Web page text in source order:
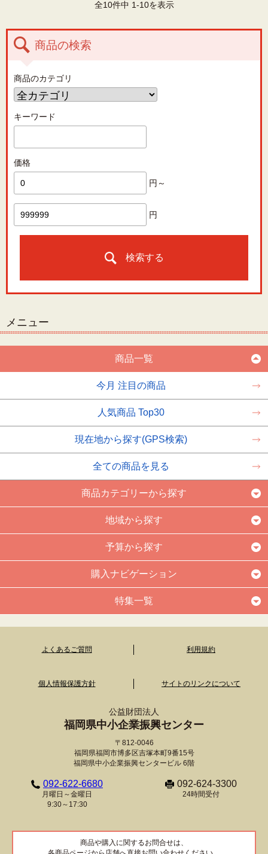
全10件中 1-10を表示
商品の検索
商品のカテゴリ
キーワード
価格
円～
円
検索する
メニュー
商品一覧
今月 注目の商品
人気商品 Top30
現在地から探す(GPS検索)
全ての商品を見る
商品カテゴリーから探す
地域から探す
予算から探す
購入ナビゲーション
特集一覧
よくあるご質問 利用規約
個人情報保護方針 サイトのリンクについて
公益財団法人
福岡県中小企業振興センター
〒812-0046
福岡県福岡市博多区吉塚本町9番15号
福岡県中小企業振興センタービル 6階
092-622-6680
月曜日～金曜日
9:30～17:30
092-624-3300
24時間受付
商品や購入に関するお問合せは、